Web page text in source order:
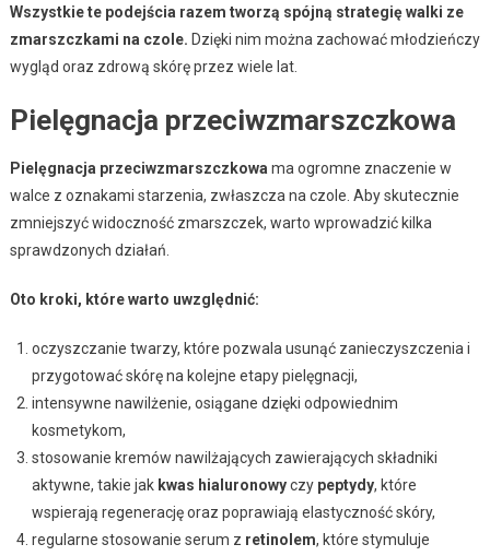
Wszystkie te podejścia razem tworzą spójną strategię walki ze
zmarszczkami na czole. Dzięki nim można zachować młodzieńczy
wygląd oraz zdrową skórę przez wiele lat.
Pielęgnacja przeciwzmarszczkowa
Pielęgnacja przeciwzmarszczkowa ma ogromne znaczenie w
walce z oznakami starzenia, zwłaszcza na czole. Aby skutecznie
zmniejszyć widoczność zmarszczek, warto wprowadzić kilka
sprawdzonych działań.
Oto kroki, które warto uwzględnić:
oczyszczanie twarzy, które pozwala usunąć zanieczyszczenia i
przygotować skórę na kolejne etapy pielęgnacji,
intensywne nawilżenie, osiągane dzięki odpowiednim
kosmetykom,
stosowanie kremów nawilżających zawierających składniki
aktywne, takie jak kwas hialuronowyczy peptydy, które
wspierają regenerację oraz poprawiają elastyczność skóry,
regularne stosowanie serum z retinolem, które stymuluje